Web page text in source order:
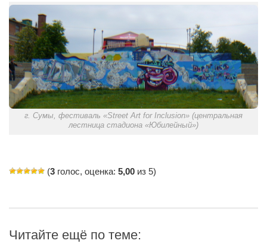
Марина Фенота
Гостиная
Он и Она
Конкурсы
Фестиваль. Конкурс «Колибри» 2017
Конкурс «Колибри» 2014
Конкурс «Колибри» 2013
г. Сумы, фестиваль «Street Art for Inclusion» (центральная
лестница стадиона «Юбилейный»)
(3 голос, оценка: 5,00 из 5)
Читайте ещё по теме: